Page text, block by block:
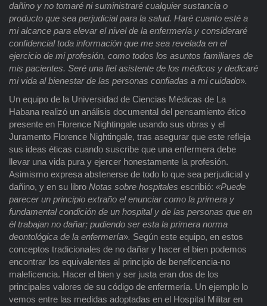
dañino y no tomaré ni suministraré cualquier sustancia o
producto que sea perjudicial para la salud. Haré cuanto esté a
mi alcance para elevar el nivel de la enfermería y consideraré
confidencial toda información que me sea revelada en el
ejercicio de mi profesión, como todos los asuntos familiares de
mis pacientes. Seré una fiel asistente de los médicos y dedicaré
mi vida al bienestar de las personas confiadas a mi cuidado».
Un equipo de la Universidad de Ciencias Médicas de La
Habana realizó un análisis documental del pensamiento ético
presente en Florence Nightingale usando sus obras y el
Juramento Florence Nightingale, tras asegurar que este refleja
sus ideas éticas cuando suscribe que una enfermera debe
llevar una vida pura y ejercer honestamente la profesión.
Asimismo expresa abstenerse de todo lo que sea perjudicial y
dañino, y en su libro Notas sobre hospitales escribió: «Puede
parecer un principio extraño el enunciar como la primera y
fundamental condición de un hospital y de las personas que en
él trabajan no dañar; pudiendo ser esta la primera norma
deontológica de la enfermería». Según este equipo, en estos
conceptos tradicionales de no dañar y hacer el bien podemos
encontrar los equivalentes al principio de beneficencia-no
maleficencia. Hacer el bien y ser justa eran dos de los
principales valores de su código de enfermería. Un ejemplo lo
vemos entre las medidas adoptadas en el Hospital Militar en